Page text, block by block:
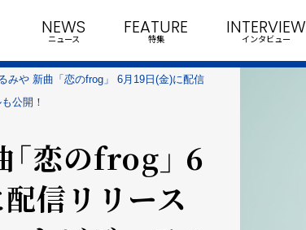
NEWS
ニュース
FEATURE
特集
INTERVIEW
インタビュー
みや 新曲「恋のfrog」 6月19日(金)に配信
公開！
恋のfrog」 6
信リリース